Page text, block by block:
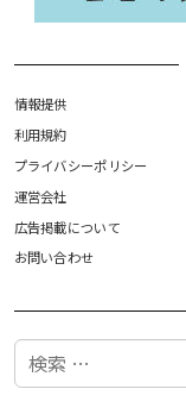
情報提供
利用規約
プライバシーポリシー
運営会社
広告掲載について
お問い合わせ
検